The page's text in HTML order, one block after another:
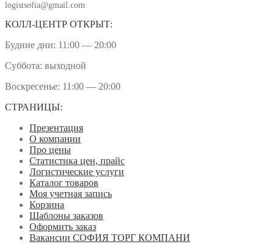
logistsofia@gmail.com
КОЛЛ-ЦЕНТР ОТКРЫТ:
Будние дни: 11:00 — 20:00
Суббота: выходной
Воскресенье: 11:00 — 20:00
СТРАНИЦЫ:
Презентация
О компании
Про цены
Статистика цен, прайс
Логистические услуги
Каталог товаров
Моя учетная запись
Корзина
Шаблоны заказов
Оформить заказ
Вакансии СОФИЯ ТОРГ КОМПАНИ